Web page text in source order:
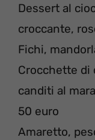
Dessert al
croccante,
Fichi,
Crocchette di
canditi al
50 euro
Amaretto,